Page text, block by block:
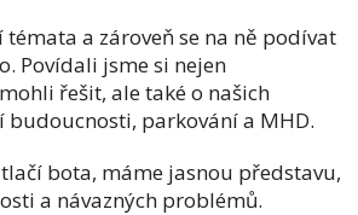
a zároveň se na ně podívat
Povídali jsme si nejen
řešit, ale také o našich
parkování a MHD.
bota, máme jasnou představu,
a návazných problémů.